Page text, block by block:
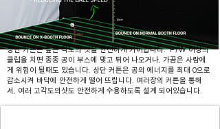
상단 커튼은 높은 각도의 샷을 안전하게 커버합니다. P/W 이상의
클럽을 치면 종종 공이 부스에 맞고 튀어 나오거나, 가끔은 사람에
게 위험이 될때도 있습니다. 상단 커튼은 공의 에너지를 최대 0으로
감소시켜 바닥에 안전하게 떨어 뜨립니다. 여러장의 커튼을 통해
서, 여러 고각도의샷도 안전하게 수용하도록 설계 되어있습니다.